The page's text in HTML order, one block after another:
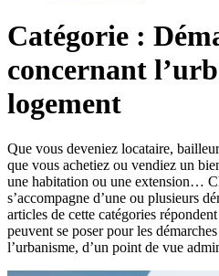
Catégorie :
concernant
logement
Que vous deveniez locataire,
que vous achetiez ou vendiez un
une habitation ou une extension…
s’accompagne d’une ou plusieurs
articles de cette catégories
peuvent se poser pour les
l’urbanisme, d’un point de vue